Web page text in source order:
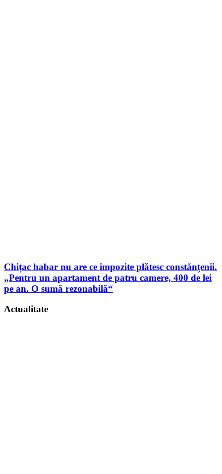
Chițac habar nu are ce impozite plătesc constănțenii.
„Pentru un apartament de patru camere, 400 de lei
pe an. O sumă rezonabilă“
Actualitate